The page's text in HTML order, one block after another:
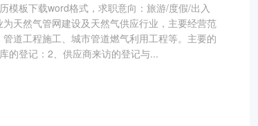
模板下载word格式，求职意向：旅游/度假/出入
天然气管网建设及天然气供应行业，主要经营范
道工程施工、城市管道燃气利用工程等。主要的
的登记：2、供应商来访的登记与...